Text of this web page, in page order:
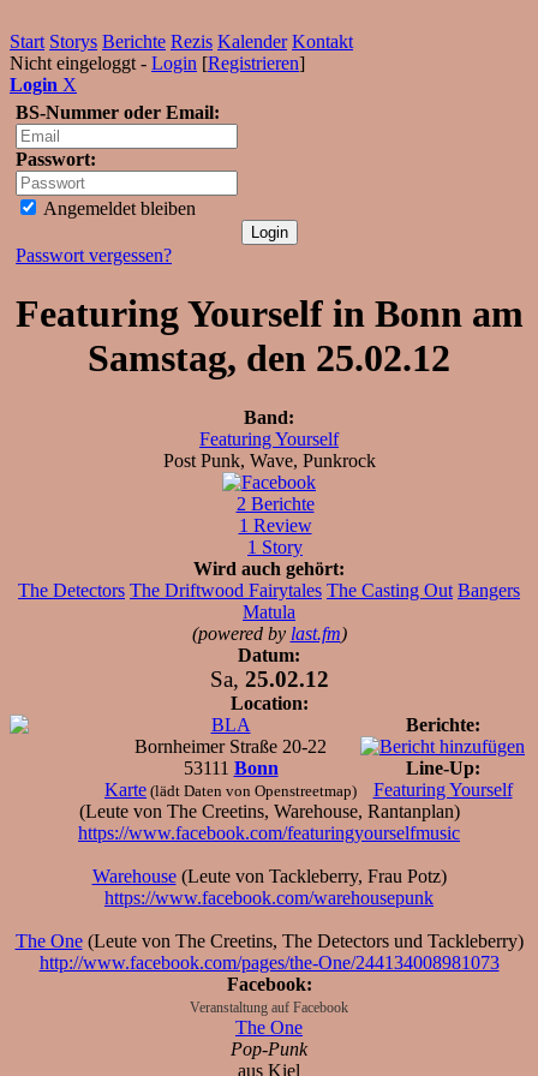
Start Storys Berichte Rezis Kalender Kontakt
Nicht eingeloggt - Login [Registrieren]
Login X
BS-Nummer oder Email:
Passwort:
Angemeldet bleiben
Passwort vergessen?
Featuring Yourself in Bonn am
Samstag, den 25.02.12
Band:
Featuring Yourself
Post Punk, Wave, Punkrock
2 Berichte
1 Review
1 Story
Wird auch gehört:
The Detectors The Driftwood Fairytales The Casting Out Bangers
Matula
(powered by last.fm)
Datum:
Sa, 25.02.12
Location:
BLA
Bornheimer Straße 20-22
53111 Bonn
Karte (lädt Daten von Openstreetmap)
Berichte:
Line-Up:
Featuring Yourself
(Leute von The Creetins, Warehouse, Rantanplan)
https://www.facebook.com/featuringyourselfmusic
Warehouse(Leute von Tackleberry, Frau Potz)
https://www.facebook.com/warehousepunk
The One(Leute von The Creetins, The Detectors und Tackleberry)
http://www.facebook.com/pages/the-One/244134008981073
Facebook:
Veranstaltung auf Facebook
The One
Pop-Punk
aus Kiel